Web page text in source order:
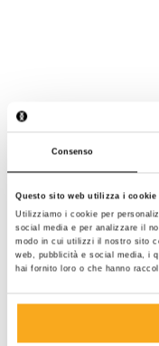
Consenso
Questo sito web utilizza i cookie
Utilizziamo i cookie per
social media e per analizzare il
modo in cui utilizzi il nostro sito
web, pubblicità e social media, i
hai fornito loro o che hanno